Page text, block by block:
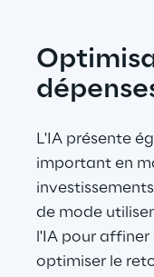
L'IA présente
important en
de mode
l'IA pour
optimiser le